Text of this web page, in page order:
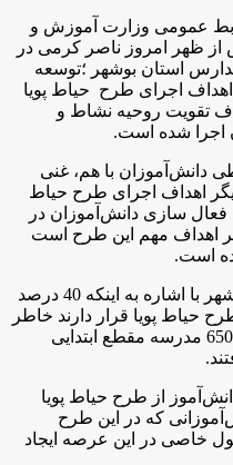
عمومی وزارت آموزش و
ظهر امروز ناصر کرمی در
استان بوشهر ؛توسعه
اجرای طرح حیاط پویا
تقویت روحیه نشاط و
اجرا شده است.
دانش‌آموزان با هم، غنی
اهداف اجرای طرح حیاط
سازی دانش‌آموزان در
اهداف مهم این طرح است
است.
مدیرکل آموزش و پرورش استان بوشهر با اشاره به اینکه 40 درصد
پویا قرار دارند خاطر
نشان کرد:در اجرای طرح حیاط پویا 650 مدرسه مقطع ابتدایی
.
اینکه بیش از 80 هزار دانش‌آموز از طرح حیاط پویا
60 درصد دانش‌آموزانی که در این طرح
خاصی در این عرصه ایجاد